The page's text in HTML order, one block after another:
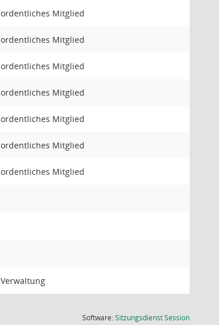
ordentliches Mitglied
ordentliches Mitglied
ordentliches Mitglied
ordentliches Mitglied
ordentliches Mitglied
ordentliches Mitglied
ordentliches Mitglied
Verwaltung
Software:SitzungsdienstSession(Wird in